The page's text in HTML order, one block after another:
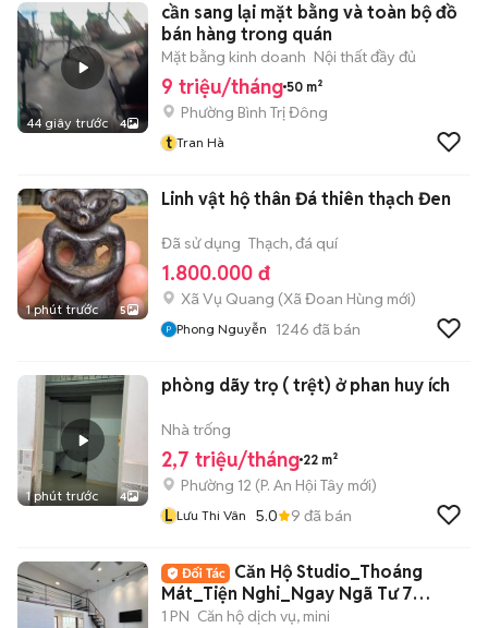
44 giây trước 4
cần sang lại mặt bằng và toàn bộ đồ
bán hàng trong quán
Mặt bằng kinh doanh Nội thất đầy đủ
9 triệu/tháng 50 m²
Phường Bình Trị Đông
t Tran Hà
1 phút trước 5
Linh vật hộ thân Đá thiên thạch Đen
Đã sử dụng Thạch, đá quí
1.800.000 đ
Xã Vụ Quang (Xã Đoan Hùng mới)
Phong Nguyễn 1246 đã bán
1 phút trước 4
phòng dãy trọ ( trệt) ở phan huy ích
Nhà trống
2,7 triệu/tháng 22 m²
Phường 12 (P. An Hội Tây mới)
L Lưu Thi Vân 5.0 9 đã bán
Căn Hộ Studio_Thoáng
Mát_Tiện Nghi_Ngay Ngã Tư 7
Hiền_Lote Cộng Hoà
1 PN Căn hộ dịch vụ, mini